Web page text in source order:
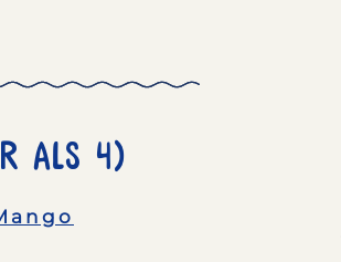
als 4)